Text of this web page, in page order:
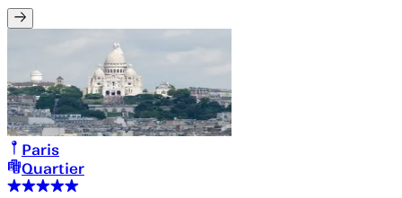
Paris
Quartier